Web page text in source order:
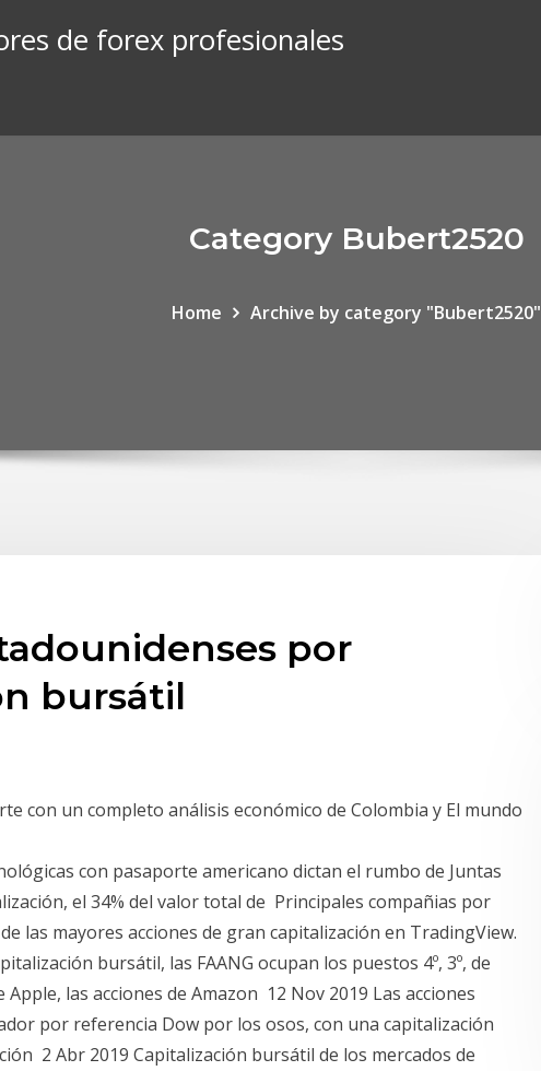
de forex profesionales
Category Bubert2520
Home Archive by category "Bubert2520"
por
bursátil
con un completo análisis económico de Colombia y El mundo
con pasaporte americano dictan el rumbo de Juntas
el 34% del valor total de Principales compañias por
las mayores acciones de gran capitalización en TradingView.
bursátil, las FAANG ocupan los puestos 4º, 3º, de
Apple, las acciones de Amazon 12 Nov 2019 Las acciones
por referencia Dow por los osos, con una capitalización
2 Abr 2019 Capitalización bursátil de los mercados de